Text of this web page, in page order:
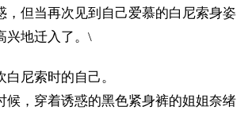
，但当再次见到自己爱慕的白尼索身姿
兴地迁入了。\
尼索时的自己。
候，穿着诱惑的黑色紧身裤的姐姐奈绪